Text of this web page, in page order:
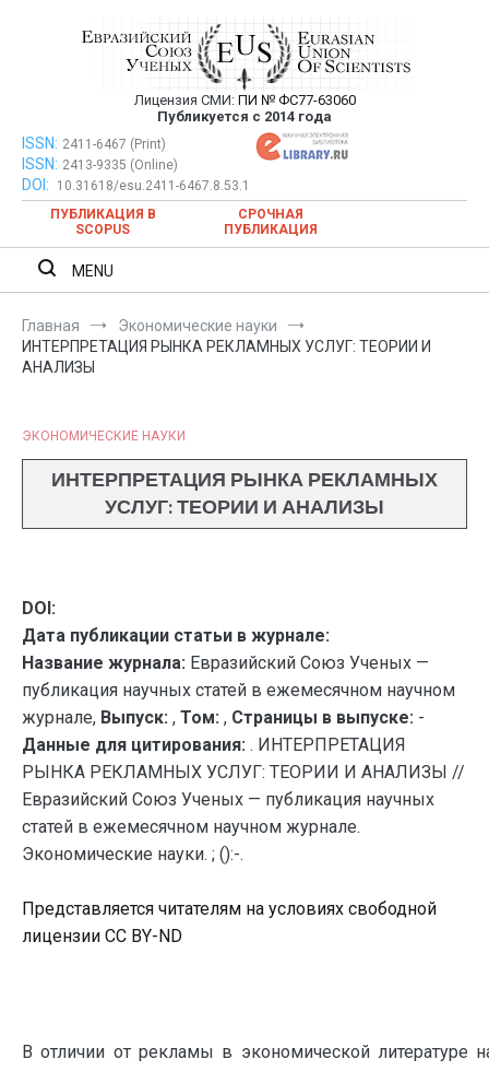
Евразийский Союз Ученых —
публикация научных статей в
ежемесячном научном журнале
Лицензия СМИ: ПИ № ФС77-63060
Публикуется с 2014 года
Евразийский Союз Ученых — публикация научных статей в
ежемесячном научном журнале
ISSN: 2411-6467 (Print)
ISSN: 2413-9335 (Online)
DOI:
10.31618/esu.2411-6467.8.53.1
ПУБЛИКАЦИЯ В
SCOPUS
СРОЧНАЯ
ПУБЛИКАЦИЯ
MENU
Главная
Экономические науки
ИНТЕРПРЕТАЦИЯ РЫНКА РЕКЛАМНЫХ УСЛУГ: ТЕОРИИ И
АНАЛИЗЫ
ЭКОНОМИЧЕСКИЕ НАУКИ
ИНТЕРПРЕТАЦИЯ РЫНКА РЕКЛАМНЫХ
УСЛУГ: ТЕОРИИ И АНАЛИЗЫ
DOI:
Дата публикации статьи в журнале:
Название журнала: Евразийский Союз Ученых —
публикация научных статей в ежемесячном научном
журнале, Выпуск: , Том: , Страницы в выпуске: -
Данные для цитирования: . ИНТЕРПРЕТАЦИЯ
РЫНКА РЕКЛАМНЫХ УСЛУГ: ТЕОРИИ И АНАЛИЗЫ //
Евразийский Союз Ученых — публикация научных
статей в ежемесячном научном журнале.
Экономические науки. ; ():-.
Представляется читателям на условиях свободной
лицензии CC BY-ND
В отличии от рекламы в экономической литературе